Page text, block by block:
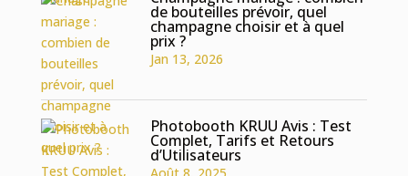
de bouteilles prévoir, quel
champagne choisir et à quel
prix ?
Jan 13, 2026
Photobooth KRUU Avis : Test
Complet, Tarifs et Retours
d’Utilisateurs